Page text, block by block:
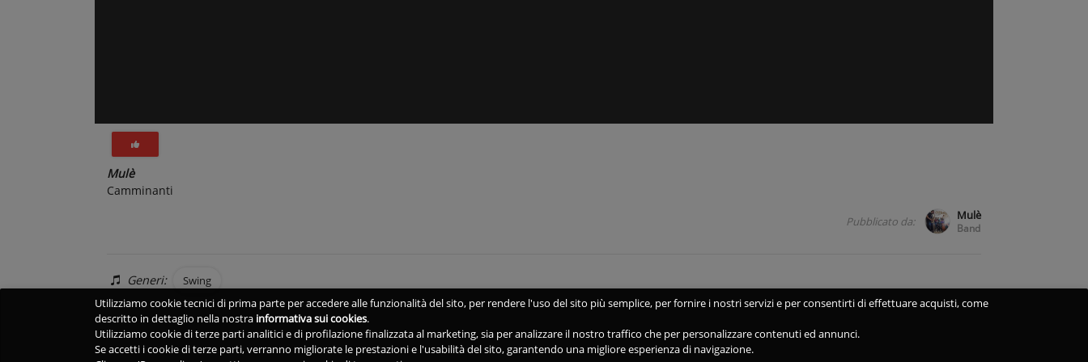
Mulè
Camminanti
Pubblicato da: Mulè
Band
Generi:
Swing
Utilizziamo cookie tecnici di prima parte per accedere alle funzionalità del sito, per rendere l'uso del sito più semplice, per fornire i nostri servizi e per consentirti di effettuare acquisti, come
descritto in dettaglio nella nostra informativa sui cookies.
Utilizziamo cookie di terze parti analitici e di profilazione finalizzata al marketing, sia per analizzare il nostro traffico che per personalizzare contenuti ed annunci.
Se accetti i cookie di terze parti, verranno migliorate le prestazioni e l'usabilità del sito, garantendo una migliore esperienza di navigazione.